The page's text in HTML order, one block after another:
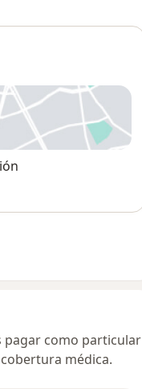
pestaña
pagar como particular
médica.